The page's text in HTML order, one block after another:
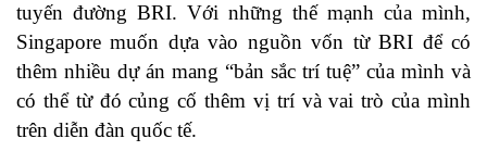
tuyến đường BRI. Với những thế mạnh của mình,
Singapore muốn dựa vào nguồn vốn từ BRI để có
thêm nhiều dự án mang “bản sắc trí tuệ” của mình và
có thể từ đó củng cố thêm vị trí và vai trò của mình
trên diễn đàn quốc tế.